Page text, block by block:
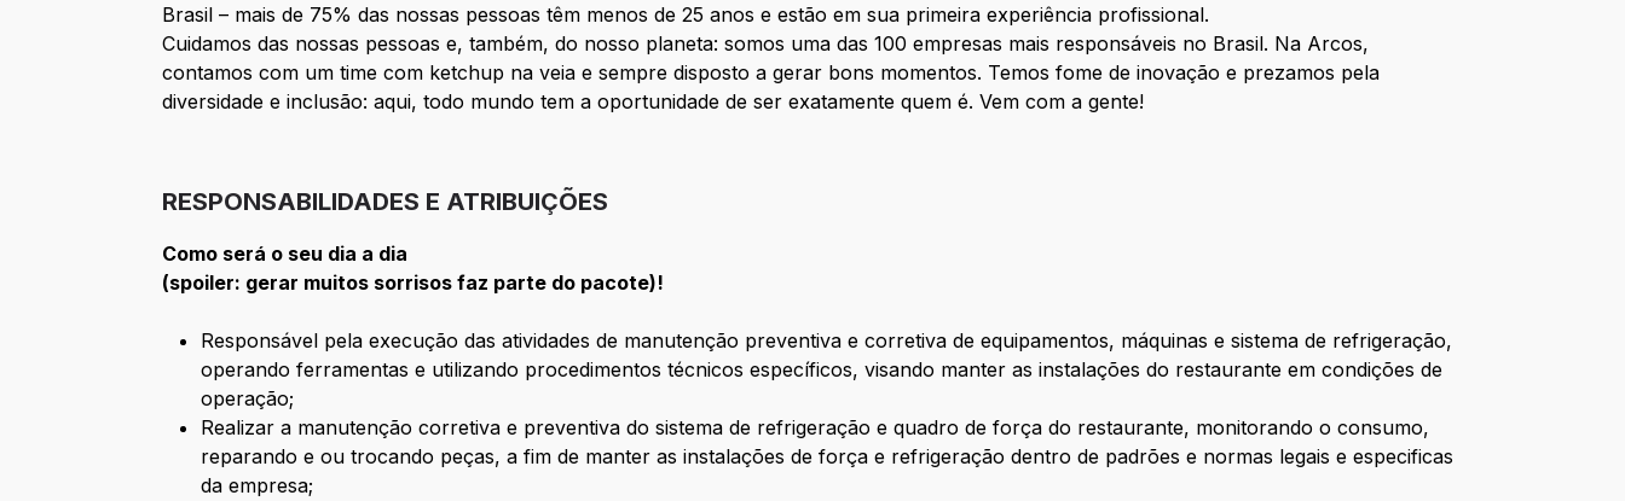
Brasil – mais de 75% das nossas pessoas têm menos de 25 anos e estão em sua primeira experiência profissional.
Cuidamos das nossas pessoas e, também, do nosso planeta: somos uma das 100 empresas mais responsáveis no Brasil. Na Arcos,
contamos com um time com ketchup na veia e sempre disposto a gerar bons momentos. Temos fome de inovação e prezamos pela
diversidade e inclusão: aqui, todo mundo tem a oportunidade de ser exatamente quem é. Vem com a gente!
RESPONSABILIDADES E ATRIBUIÇÕES
Como será o seu dia a dia
(spoiler: gerar muitos sorrisos faz parte do pacote)!
Responsável pela execução das atividades de manutenção preventiva e corretiva de equipamentos, máquinas e sistema de refrigeração,
operando ferramentas e utilizando procedimentos técnicos específicos, visando manter as instalações do restaurante em condições de
operação;
Realizar a manutenção corretiva e preventiva do sistema de refrigeração e quadro de força do restaurante, monitorando o consumo,
reparando e ou trocando peças, a fim de manter as instalações de força e refrigeração dentro de padrões e normas legais e especificas
da empresa;